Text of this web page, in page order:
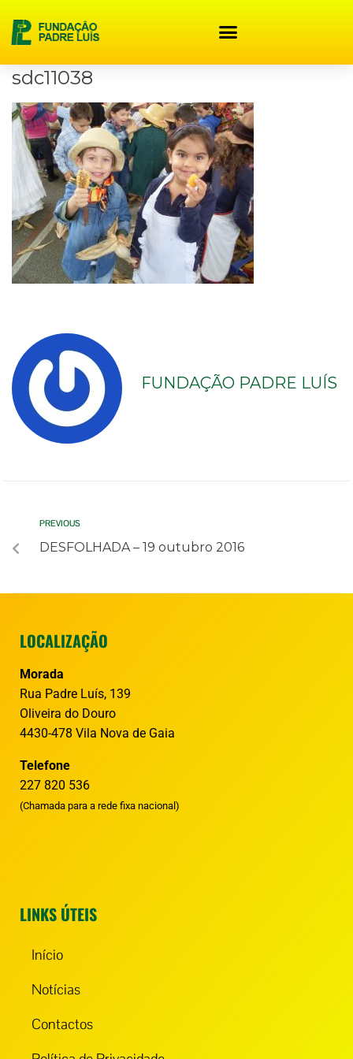
sdc11038
FUNDAÇÃO PADRE LUÍS
PREVIOUS
DESFOLHADA – 19 outubro 2016
LOCALIZAÇÃO
Morada
Rua Padre Luís, 139
Oliveira do Douro
4430-478 Vila Nova de Gaia
Telefone
227 820 536
(Chamada para a rede fixa nacional)
LINKS ÚTEIS
Início
Notícias
Contactos